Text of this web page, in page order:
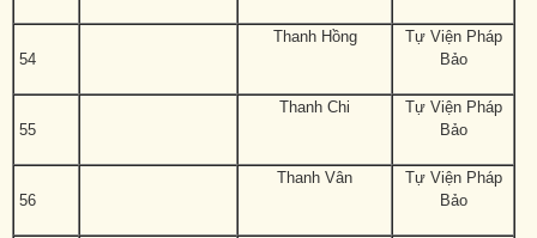
54
Thanh Hồng
Tự Viện Pháp
Bảo
55
Thanh Chi
Tự Viện Pháp
Bảo
56
Thanh Vân
Tự Viện Pháp
Bảo